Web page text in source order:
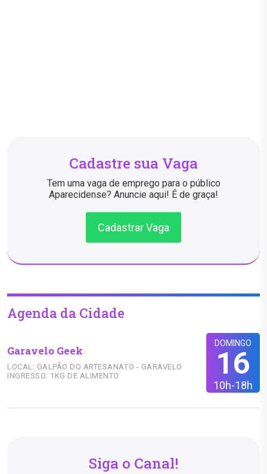
Cadastre sua Vaga
Tem uma vaga de emprego para o público
Aparecidense? Anuncie aqui! É de graça!
Cadastrar Vaga
Agenda da Cidade
DOMINGO
16
10h-18h
Garavelo Geek
LOCAL: GALPÃO DO ARTESANATO - GARAVELO
INGRESSO: 1KG DE ALIMENTO
Siga o Canal!